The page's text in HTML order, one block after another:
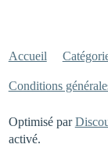
Accueil
Conditions
Optimisé par
activé.